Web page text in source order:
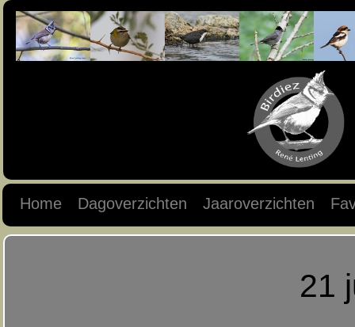
Home Dagoverzichten Jaaroverzichten
21